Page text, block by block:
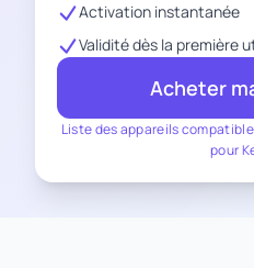
Liste des appareils
pour
Activation instantanée
Validité dès la première
Acheter